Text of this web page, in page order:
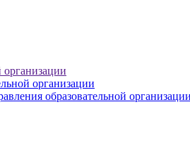
организации
организации
образовательной организации